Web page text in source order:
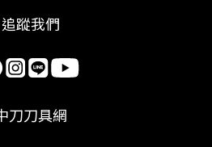
追蹤我們
刀刀具網